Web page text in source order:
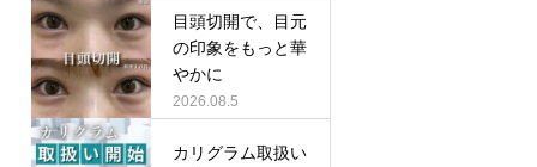
目頭切開で、目元
の印象をもっと華
やかに
2026.08.5
カリグラム取扱い